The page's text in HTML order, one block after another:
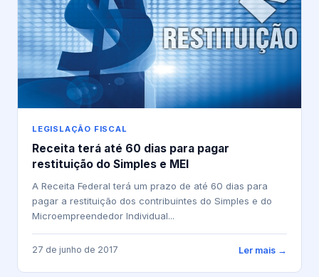
LEGISLAÇÃO FISCAL
Receita terá até 60 dias para pagar
restituição do Simples e MEI
A Receita Federal terá um prazo de até 60 dias para
pagar a restituição dos contribuintes do Simples e do
Microempreendedor Individual...
27 de junho de 2017 Ler mais →